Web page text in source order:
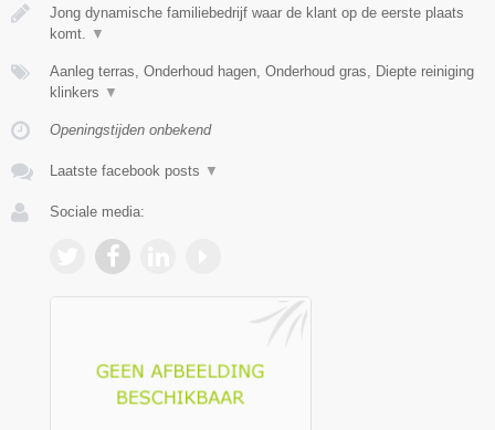
Jong dynamische familiebedrijf waar de klant op de eerste plaats
komt. ▼
Aanleg terras, Onderhoud hagen, Onderhoud gras, Diepte reiniging
klinkers ▼
Openingstijden onbekend
Laatste facebook posts ▼
Sociale media: